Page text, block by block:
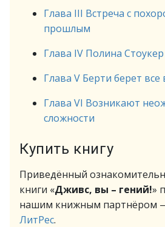
Глава III Встреча с
прошлым
Глава IV Полина
Глава V Берти берет все
Глава VI Возникают
сложности
Купить книгу
Приведённый
книги «Дживс, вы – гений!»
нашим книжным партнёром
ЛитРес.